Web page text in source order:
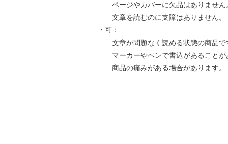
ページやカバーに欠品はありません
文章を読むのに支障はありません。
・可：
文章が問題なく読める状態の商品で
マーカーやペンで書込があることが
商品の痛みがある場合があります。